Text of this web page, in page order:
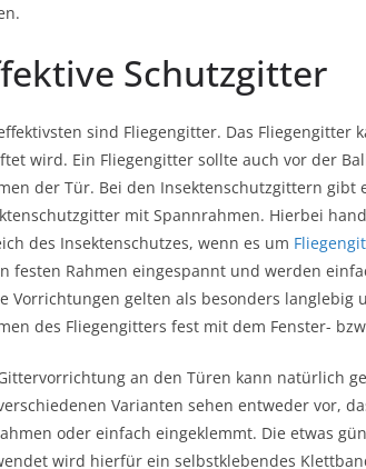
Schutzgitter
sind Fliegengitter. Das Fliegengitter
wird. Ein Fliegengitter sollte auch vor der
der Tür. Bei den Insektenschutzgittern gibt
mit Spannrahmen. Hierbei
des Insektenschutzes, wenn es um
festen Rahmen eingespannt und werden
Vorrichtungen gelten als besonders
des Fliegengitters fest mit dem Fenster-
an den Türen kann natürlich
Varianten sehen entweder vor,
oder einfach eingeklemmt. Die etwas
wird hierfür ein selbstklebendes